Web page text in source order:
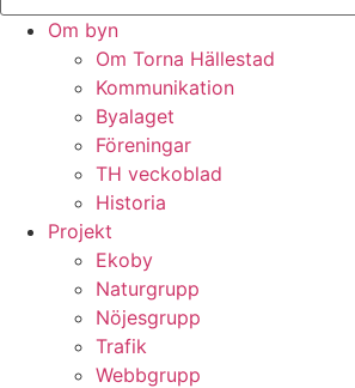
Om byn
Om Torna Hällestad
Kommunikation
Byalaget
Föreningar
TH veckoblad
Historia
Projekt
Ekoby
Naturgrupp
Nöjesgrupp
Trafik
Webbgrupp